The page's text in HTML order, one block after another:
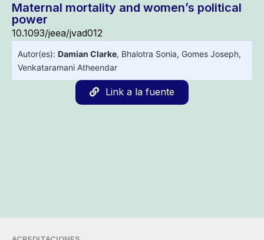
Maternal mortality and women’s political
power
10.1093/jeea/jvad012
Autor(es): Damian Clarke, Bhalotra Sonia, Gomes Joseph,
Venkataramani Atheendar
Link a la fuente